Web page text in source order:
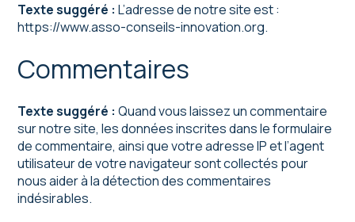
Texte suggéré :L’adresse de notre site est :
https://www.asso-conseils-innovation.org.
Commentaires
Texte suggéré :Quand vous laissez un commentaire
sur notre site, les données inscrites dans le formulaire
de commentaire, ainsi que votre adresse IP et l’agent
utilisateur de votre navigateur sont collectés pour
nous aider à la détection des commentaires
indésirables.